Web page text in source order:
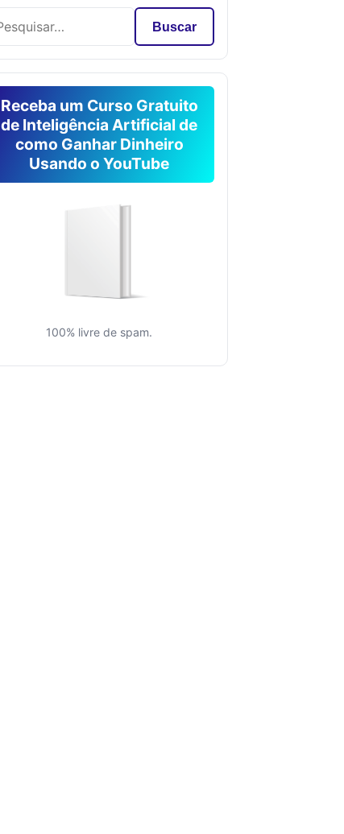
Buscar
Receba um Curso Gratuito
de Inteligência Artificial de
como Ganhar Dinheiro
Usando o YouTube
100% livre de spam.